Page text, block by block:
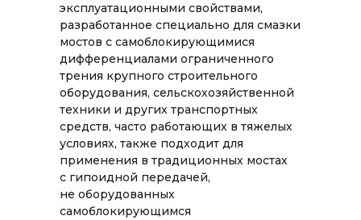
эксплуатационными свойствами,
разработанное специально для смазки
мостов с самоблокирующимися
дифференциалами ограниченного
трения крупного строительного
оборудования, сельскохозяйственной
техники и других транспортных
средств, часто работающих в тяжелых
условиях, также подходит для
применения в традиционных мостах
с гипоидной передачей,
не оборудованных
самоблокирующимся